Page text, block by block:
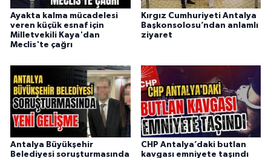
Ayakta kalma mücadelesi
veren küçük esnaf için
Milletvekili Kaya'dan
Meclis'te çağrı
Kırgız Cumhuriyeti Antalya
Başkonsolosu’ndan anlamlı
ziyaret
Antalya Büyükşehir
Belediyesi soruşturmasında
CHP Antalya’daki butlan
kavgası emniyete taşındı